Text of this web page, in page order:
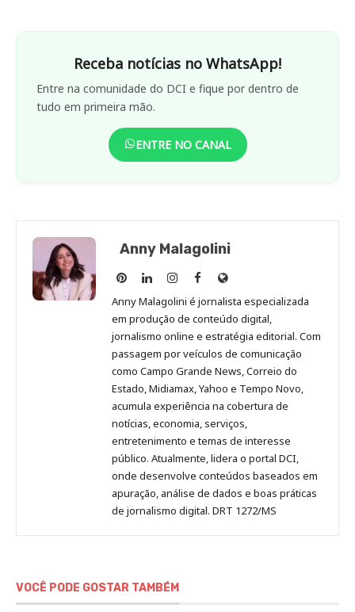
Receba notícias no WhatsApp!
Entre na comunidade do DCI e fique por dentro de
tudo em primeira mão.
ENTRE NO CANAL
Anny Malagolini
Anny
Malagolini
no
Pinterest
Anny
Malagolini
no
LinkedIn
Anny
Malagolini
no
Instagram
Anny
Malagolini
no
Facebook
Site
de
Anny
Malagolini
Anny Malagolini é jornalista especializada
em produção de conteúdo digital,
jornalismo online e estratégia editorial. Com
passagem por veículos de comunicação
como Campo Grande News, Correio do
Estado, Midiamax, Yahoo e Tempo Novo,
acumula experiência na cobertura de
notícias, economia, serviços,
entretenimento e temas de interesse
público. Atualmente, lidera o portal DCI,
onde desenvolve conteúdos baseados em
apuração, análise de dados e boas práticas
de jornalismo digital. DRT 1272/MS
VOCÊ PODE GOSTAR TAMBÉM